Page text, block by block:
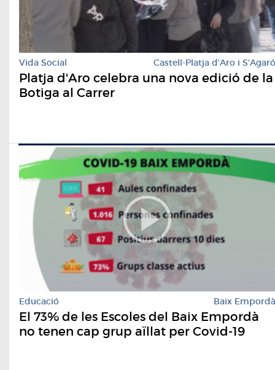
Vida Social Castell-Platja d'Aro i S'Agaró
Platja d'Aro celebra una nova edició de la
Botiga al Carrer
Educació Baix Empordà
El 73% de les Escoles del Baix Empordà
no tenen cap grup aïllat per Covid-19